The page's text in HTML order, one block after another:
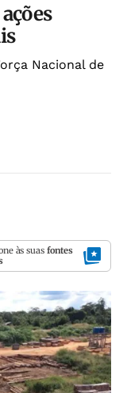
Nacional de
às suas fontes